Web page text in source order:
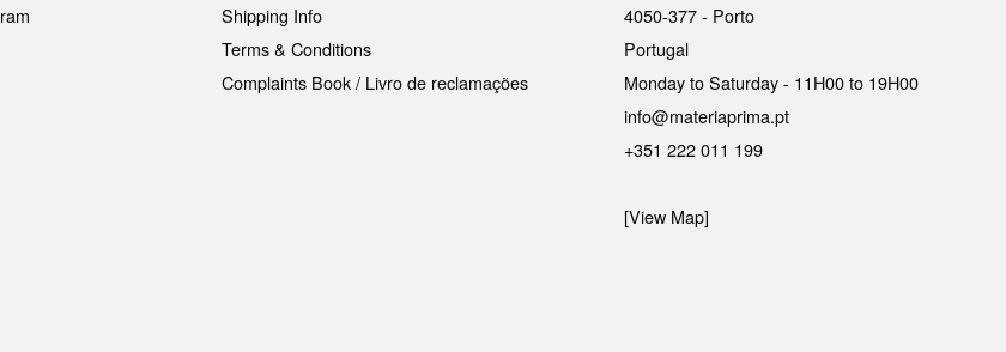
Shipping Info
Terms & Conditions
Complaints Book / Livro de reclamações
4050-377 - Porto
Portugal
Monday to Saturday - 11H00 to 19H00
info@materiaprima.pt
+351 222 011 199
[View Map]